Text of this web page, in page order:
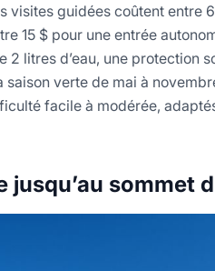
visites guidées coûtent entre
15 $ pour une entrée
litres d’eau, une protection
verte de mai à
facile à modérée,
sommet